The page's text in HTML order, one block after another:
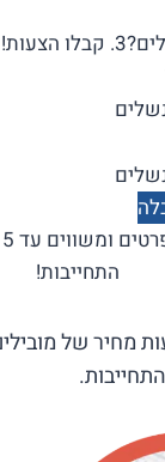
3. קבלו הצעות!
התחייבות!
עד 5 הצעות מחיר של